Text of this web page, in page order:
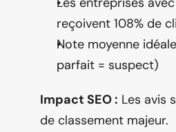
reçoivent 108% de
Note moyenne
parfait = suspect)
Impact SEO : Les avis
de classement majeur.